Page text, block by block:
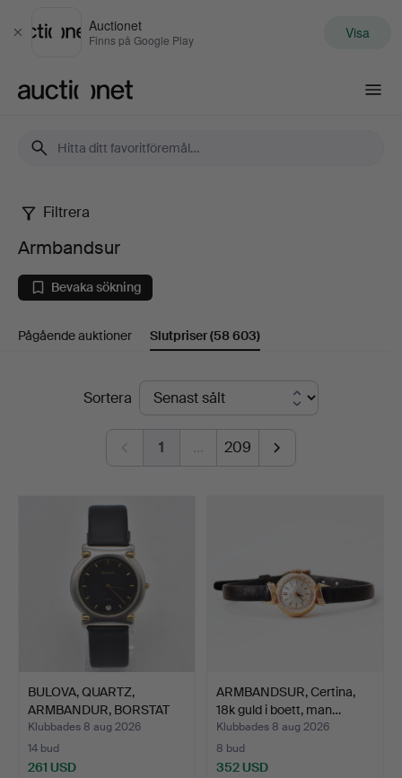
Stäng
Auctionet
Finns på Google Play Visa
Armbandsur
Filtrera
Armbandsur
Bevaka sökning
Pågående auktioner Slutpriser(58 603)
SlutpriserSortera
1 … 209
BULOVA, QUARTZ,
ARMBANDUR, BORSTAT
ROSTFRI…
Klubbades 8 aug 2026
14 bud
261 USD
ARMBANDSUR, Certina,
18k guld i boett, man…
Klubbades 8 aug 2026
8 bud
352 USD